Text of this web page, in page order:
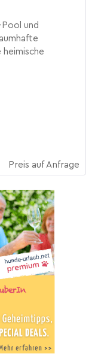
und
heimische
Preis auf Anfrage